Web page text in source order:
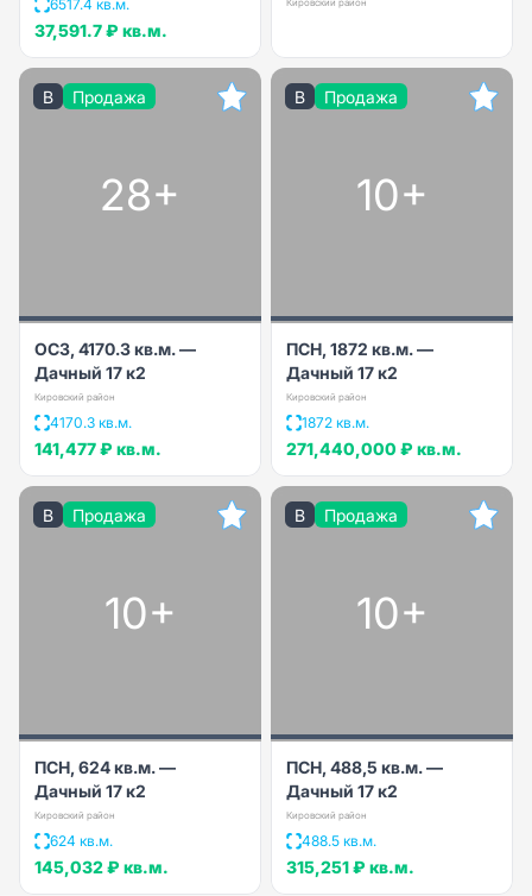
6517.4 кв.м.
37,591.7 ₽ кв.м.
B Продажа
28+
ОСЗ, 4170.3 кв.м. —
Дачный 17 к2
Кировский район
4170.3 кв.м.
141,477 ₽ кв.м.
B Продажа
10+
ПСН, 1872 кв.м. —
Дачный 17 к2
Кировский район
1872 кв.м.
271,440,000 ₽ кв.м.
B Продажа
10+
ПСН, 624 кв.м. —
Дачный 17 к2
Кировский район
624 кв.м.
145,032 ₽ кв.м.
B Продажа
10+
ПСН, 488,5 кв.м. —
Дачный 17 к2
Кировский район
488.5 кв.м.
315,251 ₽ кв.м.